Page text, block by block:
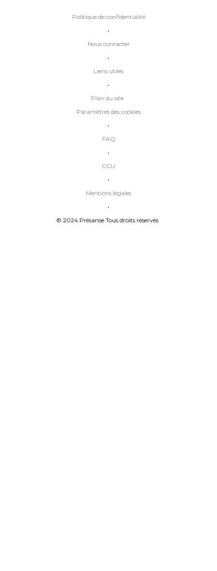
Plan du site
•
Liens utiles
•
Nous contacter
•
Politique de confidentialité
© 2024 Présanse Tous droits réservés
•
Mentions légales
•
CGU
•
FAQ
•
Paramètres des cookies